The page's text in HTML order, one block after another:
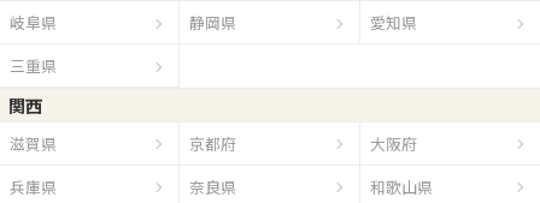
岐阜県 静岡県
愛知県
三重県
関西
滋賀県 京都府
大阪府
兵庫県
奈良県 和歌山県